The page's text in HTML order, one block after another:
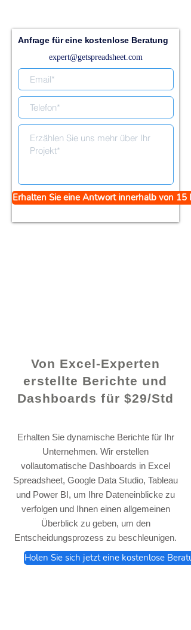
Von Excel-Experten
erstellte Berichte und
Dashboards für $29/Std
Erhalten Sie dynamische Berichte für Ihr
Unternehmen. Wir erstellen
vollautomatische Dashboards in Excel
Spreadsheet, Google Data Studio, Tableau
und Power BI, um Ihre Dateneinblicke zu
verfolgen und Ihnen einen allgemeinen
Überblick zu geben, um den
Entscheidungsprozess zu beschleunigen.
Holen Sie sich jetzt eine kostenlose
Anfrage für eine kostenlose Beratung
expert@getspreadsheet.com
Erhalten Sie eine Antwort innerhalb von 15